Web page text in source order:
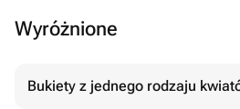
Wyróżnione
Bukiety z jednego rodzaju